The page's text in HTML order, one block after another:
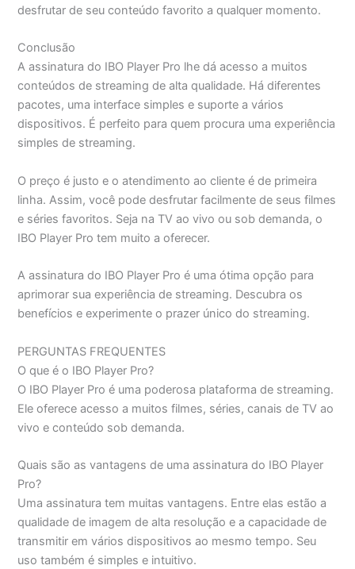
desfrutar de seu conteúdo favorito a qualquer momento.
Conclusão
A assinatura do IBO Player Pro lhe dá acesso a muitos
conteúdos de streaming de alta qualidade. Há diferentes
pacotes, uma interface simples e suporte a vários
dispositivos. É perfeito para quem procura uma experiência
simples de streaming.
O preço é justo e o atendimento ao cliente é de primeira
linha. Assim, você pode desfrutar facilmente de seus filmes
e séries favoritos. Seja na TV ao vivo ou sob demanda, o
IBO Player Pro tem muito a oferecer.
A assinatura do IBO Player Pro é uma ótima opção para
aprimorar sua experiência de streaming. Descubra os
benefícios e experimente o prazer único do streaming.
PERGUNTAS FREQUENTES
O que é o IBO Player Pro?
O IBO Player Pro é uma poderosa plataforma de streaming.
Ele oferece acesso a muitos filmes, séries, canais de TV ao
vivo e conteúdo sob demanda.
Quais são as vantagens de uma assinatura do IBO Player
Pro?
Uma assinatura tem muitas vantagens. Entre elas estão a
qualidade de imagem de alta resolução e a capacidade de
transmitir em vários dispositivos ao mesmo tempo. Seu
uso também é simples e intuitivo.